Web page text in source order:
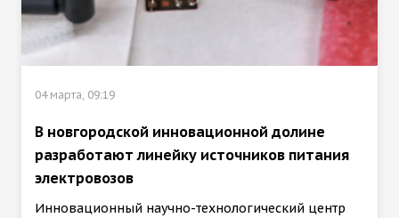
04 марта, 09:19
В новгородской инновационной долине
разработают линейку источников питания
электровозов
Инновационный научно-технологический центр